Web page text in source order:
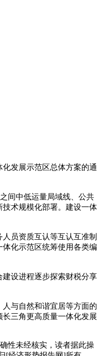
发展示范区总体方案的通
间中低运量局域线、公共
术规模化部署。建设一体
员资质互认等互认互准制
体化示范区统筹使用各类编
建设进程逐步探索财税分享
与自然和谐宜居等方面的
三角更高质量一体化发展
性未经核实，读者据此操